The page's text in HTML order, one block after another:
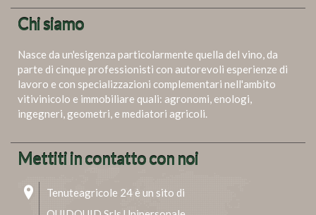
Chi siamo
Nasce da un'esigenza particolarmente quella del vino, da
parte di cinque professionisti con autorevoli esperienze di
lavoro e con specializzazioni complementari nell'ambito
vitivinicolo e immobiliare quali: agronomi, enologi,
ingegneri, geometri, e mediatori agricoli.
Mettiti in contatto con noi
Tenuteagricole 24 è un sito di